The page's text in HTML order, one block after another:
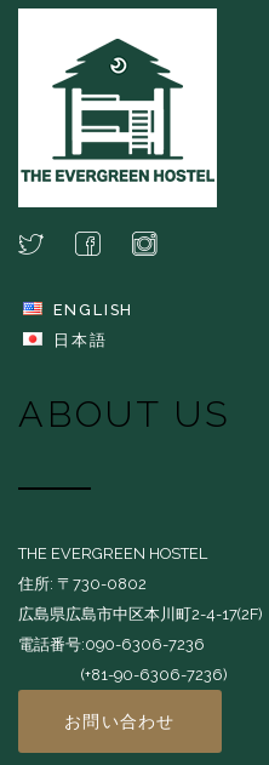
ENGLISH
日本語
ABOUT US
THE EVERGREEN HOSTEL
住所: 〒730-0802
広島県広島市中区本川町2-4-17(2F)
電話番号:090-6306-7236
(+81-90-6306-7236)
お問い合わせ